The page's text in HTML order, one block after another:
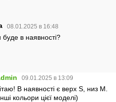
08.01.2025 в 16:48
в наявності?
09.01.2025 в 13:09
В наявності є верх S, низ М.
кольори цієї моделі)